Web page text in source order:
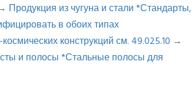
Продукция из чугуна и стали *Стандарты,
в обоих типах
конструкций см. 49.025.10 →
и полосы *Стальные полосы для